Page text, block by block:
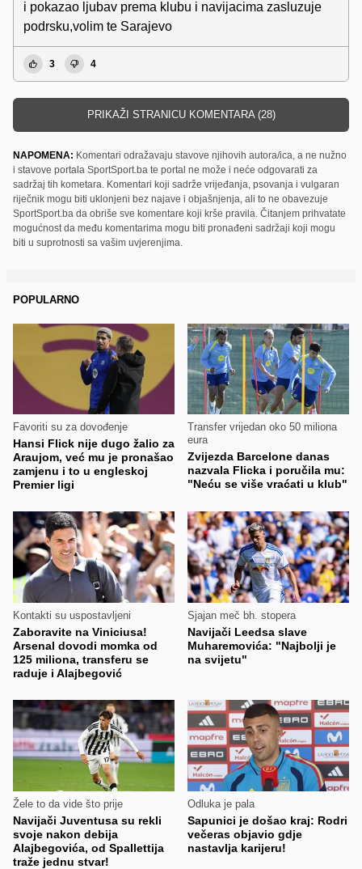
i pokazao ljubav prema klubu i navijacima zasluzuje
podrsku,volim te Sarajevo
3 4
PRIKAŽI STRANICU KOMENTARA (28)
NAPOMENA: Komentari odražavaju stavove njihovih autora/ica, a ne nužno
i stavove portala SportSport.ba te portal ne može i neće odgovarati za
sadržaj tih kometara. Komentari koji sadrže vrijeđanja, psovanja i vulgaran
riječnik mogu biti uklonjeni bez najave i objašnjenja, ali to ne obavezuje
SportSport.ba da obriše sve komentare koji krše pravila. Čitanjem prihvatate
mogućnost da među komentarima mogu biti pronađeni sadržaji koji mogu
biti u suprotnosti sa vašim uvjerenjima.
POPULARNO
Favoriti su za dovođenje
Hansi Flick nije dugo žalio za
Araujom, već mu je pronašao
zamjenu i to u engleskoj
Premier ligi
Transfer vrijedan oko 50 miliona
eura
Zvijezda Barcelone danas
nazvala Flicka i poručila mu:
"Neću se više vraćati u klub"
Kontakti su uspostavljeni
Zaboravite na Viniciusa!
Arsenal dovodi momka od
125 miliona, transferu se
raduje i Alajbegović
Sjajan meč bh. stopera
Navijači Leedsa slave
Muharemovića: "Najbolji je
na svijetu"
Žele to da vide što prije
Navijači Juventusa su rekli
svoje nakon debija
Alajbegovića, od Spallettija
traže jednu stvar!
Odluka je pala
Sapunici je došao kraj: Rodri
večeras objavio gdje
nastavlja karijeru!